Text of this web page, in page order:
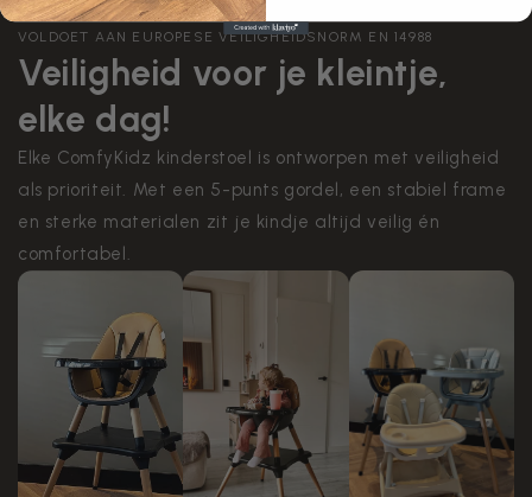
VOLDOET AAN EUROPESE VEILIGHEIDSNORM EN 14988
Veiligheid voor je kleintje,
elke dag!
Elke ComfyKidz kinderstoel is ontworpen met veiligheid
als prioriteit. Met een 5-punts gordel, een stabiel frame
en sterke materialen zit je kindje altijd veilig én
comfortabel.